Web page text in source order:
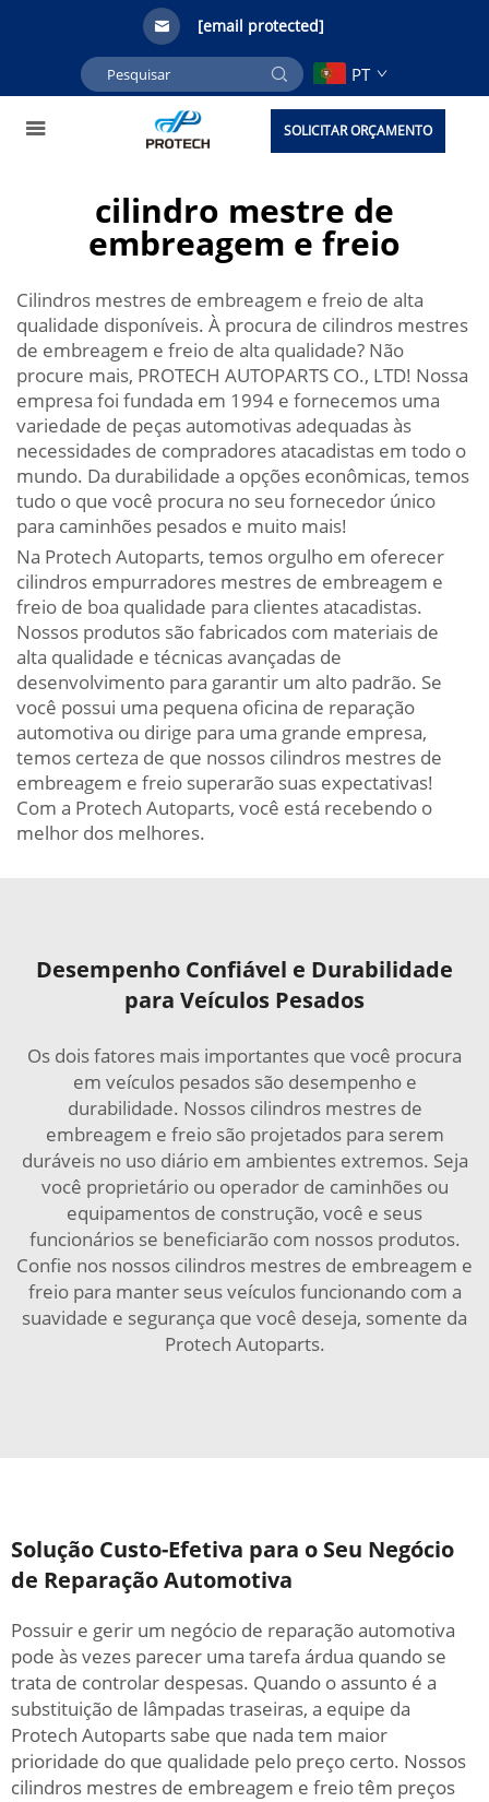
[email protected]
PT
SOLICITAR ORÇAMENTO
cilindro mestre de
embreagem e freio
Cilindros mestres de embreagem e freio de alta
qualidade disponíveis. À procura de cilindros mestres
de embreagem e freio de alta qualidade? Não
procure mais, PROTECH AUTOPARTS CO., LTD! Nossa
empresa foi fundada em 1994 e fornecemos uma
variedade de peças automotivas adequadas às
necessidades de compradores atacadistas em todo o
mundo. Da durabilidade a opções econômicas, temos
tudo o que você procura no seu fornecedor único
para caminhões pesados e muito mais!
Na Protech Autoparts, temos orgulho em oferecer
cilindros empurradores mestres de embreagem e
freio de boa qualidade para clientes atacadistas.
Nossos produtos são fabricados com materiais de
alta qualidade e técnicas avançadas de
desenvolvimento para garantir um alto padrão. Se
você possui uma pequena oficina de reparação
automotiva ou dirige para uma grande empresa,
temos certeza de que nossos cilindros mestres de
embreagem e freio superarão suas expectativas!
Com a Protech Autoparts, você está recebendo o
melhor dos melhores.
Desempenho Confiável e Durabilidade
para Veículos Pesados
Os dois fatores mais importantes que você procura
em veículos pesados são desempenho e
durabilidade. Nossos cilindros mestres de
embreagem e freio são projetados para serem
duráveis no uso diário em ambientes extremos. Seja
você proprietário ou operador de caminhões ou
equipamentos de construção, você e seus
funcionários se beneficiarão com nossos produtos.
Confie nos nossos cilindros mestres de embreagem e
freio para manter seus veículos funcionando com a
suavidade e segurança que você deseja, somente da
Protech Autoparts.
Solução Custo-Efetiva para o Seu Negócio
de Reparação Automotiva
Possuir e gerir um negócio de reparação automotiva
pode às vezes parecer uma tarefa árdua quando se
trata de controlar despesas. Quando o assunto é a
substituição de lâmpadas traseiras, a equipe da
Protech Autoparts sabe que nada tem maior
prioridade do que qualidade pelo preço certo. Nossos
cilindros mestres de embreagem e freio têm preços